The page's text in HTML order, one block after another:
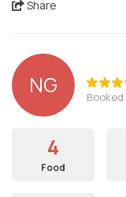
Share
NG
4
Food